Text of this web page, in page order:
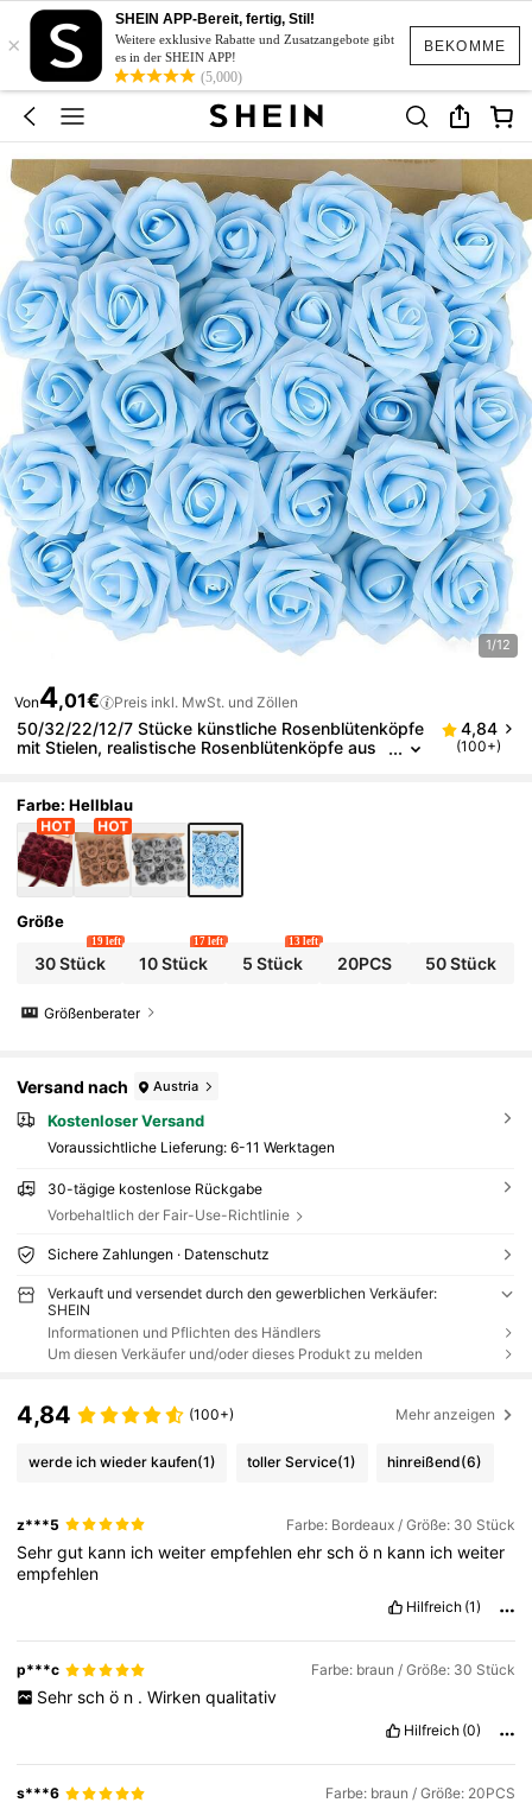
BEKOMME
×
SHEIN APP-Bereit, fertig, Stil!
Weitere exklusive Rabatte und Zusatzangebote gibt
es in der SHEIN APP!
(5,000)
1/12
Von4,01€ Preis inkl. MwSt. und Zöllen
50/32/22/12/7 Stücke künstliche Rosenblütenköpfe
mit Stielen, realistische Rosenblütenköpfe aus
ements, Party-Tischdekoration, Heimdekoration, kü
nstliche Blumendekoration für Partys (OPP-Beutelve
rpackung, keine Box enthalten)
4,84
(100+)
Farbe: Hellblau
Größe
30 Stück
19 left
10 Stück
17 left
5 Stück
13 left
20PCS 50 Stück
Größenberater
Versand nach Austria
Kostenloser Versand
Voraussichtliche Lieferung: 6-11 Werktagen
30-tägige kostenlose Rückgabe
Vorbehaltlich der Fair-Use-Richtlinie
Sichere Zahlungen · Datenschutz
Verkauft und versendet durch den gewerblichen Verkäufer:
SHEIN
Informationen und Pflichten des Händlers
Um diesen Verkäufer und/oder dieses Produkt zu melden
4,84 (100+) Mehr anzeigen
werde ich wieder kaufen(1) toller Service(1) hinreißend(6)
z***5 Farbe: Bordeaux / Größe: 30 Stück
Sehrgut kann ichweiterempfehlenehrschö n kann ichweiter
empfehlen
Hilfreich (1)
p***c Farbe: braun / Größe: 30 Stück
Sehr sch ö n . Wirken qualitativ
Hilfreich (0)
s***6 Farbe: braun / Größe: 20PCS